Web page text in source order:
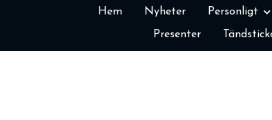
Hem Nyheter Personligt
Presenter